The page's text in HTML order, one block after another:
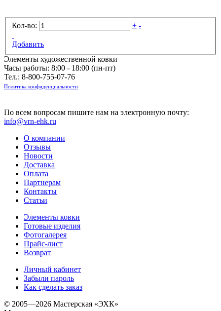
Кол-во: + -
Добавить
Элементы художественной ковки
Часы работы: 8:00 - 18:00 (пн-пт)
Тел.: 8-800-755-07-76
Политика конфиденциальности
По всем вопросам пишите нам на электронную почту:
info@vrn-ehk.ru
О компании
Отзывы
Новости
Доставка
Оплата
Партнерам
Контакты
Статьи
Элементы ковки
Готовые изделия
Фотогалерея
Прайс-лист
Возврат
Личный кабинет
Забыли пароль
Как сделать заказ
© 2005—2026 Мастерская «ЭХК»